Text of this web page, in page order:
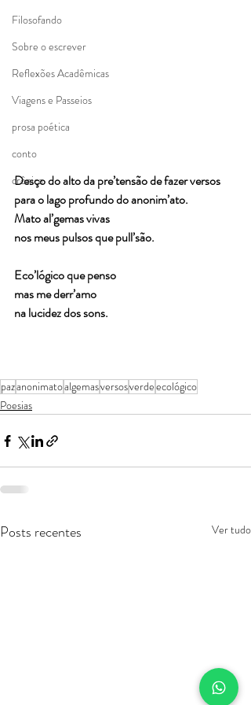
Filosofando
Sobre o escrever
Reflexões Acadêmicas
Viagens e Passeios
prosa poética
conto
crônica
Desço do alto da pre’tensão de fazer versos
para o lago profundo do anonim’ato.
Mato al’gemas vivas
nos meus pulsos que pull’são.
Eco’lógico que penso
mas me derr’amo
na lucidez dos sons.
pazanonimatoalgemasversosverdeecológico
Poesias
Posts recentes Ver tudo